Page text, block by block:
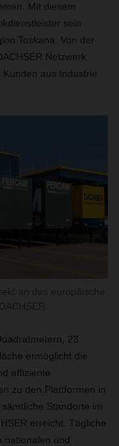
Mit diesem
sein
Toskana. Von der
Netzwerk
aus Industrie
23
ermöglicht die
effiziente
zu den Plattformen in
Standorte im
erreicht. Tägliche
nationalen und